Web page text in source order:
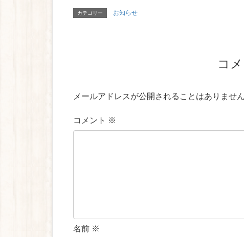
カテゴリー お知らせ
コ
メールアドレスが公開されることはありません
コメント ※
名前 ※